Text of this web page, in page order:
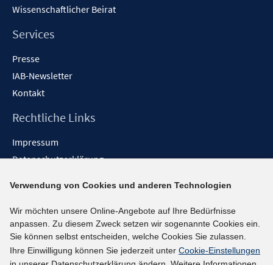
Wissenschaftlicher Beirat
Services
Presse
IAB-Newsletter
Kontakt
Rechtliche Links
Impressum
Datenschutzerklärung
Barrieren melden
Social-Media-Kanäle
BlueSky
YouTube
Verwendung von Cookies und anderen Technologien
Wir möchten unsere Online-Angebote auf Ihre Bedürfnisse
anpassen. Zu diesem Zweck setzen wir sogenannte Cookies ein.
Sie können selbst entscheiden, welche Cookies Sie zulassen.
Ihre Einwilligung können Sie jederzeit unter Cookie-Einstellungen